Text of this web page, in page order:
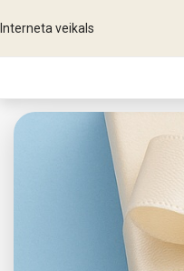
Interneta veikals